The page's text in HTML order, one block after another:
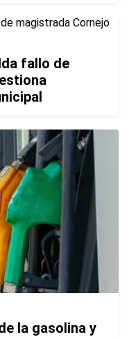
fallo de
la gasolina y